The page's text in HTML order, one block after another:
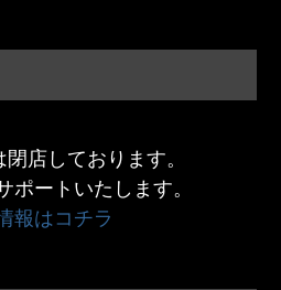
店しております。
ポートいたします。
報はコチラ